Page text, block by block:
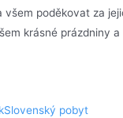
všem poděkovat za
krásné prázdniny
Slovenský pobyt